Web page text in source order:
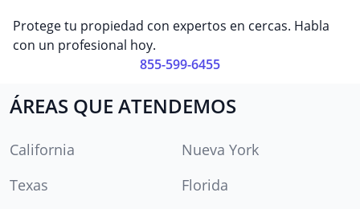
Protege tu propiedad con expertos en cercas. Habla
con un profesional hoy.
855-599-6455
ÁREAS QUE ATENDEMOS
California
Nueva York
Texas
Florida